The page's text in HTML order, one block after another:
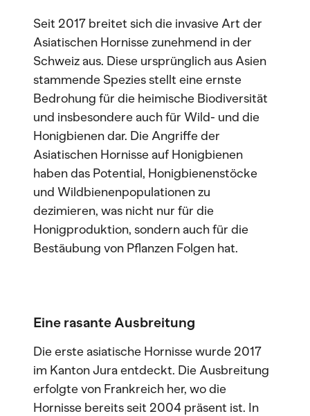
Seit 2017 breitet sich die invasive Art der
Asiatischen Hornisse zunehmend in der
Schweiz aus. Diese ursprünglich aus Asien
stammende Spezies stellt eine ernste
Bedrohung für die heimische Biodiversität
und insbesondere auch für Wild- und die
Honigbienen dar. Die Angriffe der
Asiatischen Hornisse auf Honigbienen
haben das Potential, Honigbienenstöcke
und Wildbienenpopulationen zu
dezimieren, was nicht nur für die
Honigproduktion, sondern auch für die
Bestäubung von Pflanzen Folgen hat.
Eine rasante Ausbreitung
Die erste asiatische Hornisse wurde 2017
im Kanton Jura entdeckt. Die Ausbreitung
erfolgte von Frankreich her, wo die
Hornisse bereits seit 2004 präsent ist. In